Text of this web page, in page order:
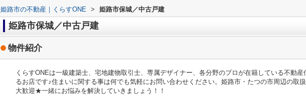
姫路市の不動産｜くらすONE > 姫路市保城／中古戸建
姫路市保城／中古戸建
物件紹介
くらすONEは一級建築士、宅地建物取引士、専属デザイナー、各分野のプロが在籍している不動
るお店です♪住まいに関する事は何でも気軽にお問い合わせください。姫路市・たつの市周辺の取
大歓迎★一緒にお悩みを解決していきましょう！！